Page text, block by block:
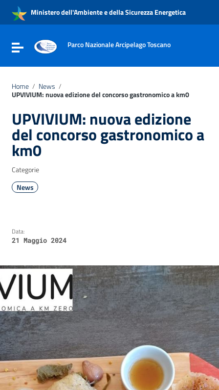
Vai al menu di navigazione
Vai al footer
Ministero dell'Ambiente e della Sicurezza Energetica
Attiva / disattiva la navigazione
Parco Nazionale Arcipelago Toscano
Home / News /
UPVIVIUM: nuova edizione del concorso gastronomico a km0
UPVIVIUM: nuova edizione
del concorso gastronomico a
km0
Categorie
News
Data:
21 Maggio 2024